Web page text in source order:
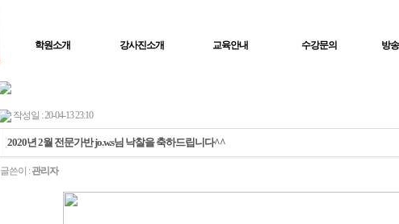
학원소개 강사진소개 교육안내 수강문의 방
작성일 : 20-04-13 23:10
2020년 2월 전문가반 jo.w.s님 낙찰을 축하드립니다^^
글쓴이 : 관리자